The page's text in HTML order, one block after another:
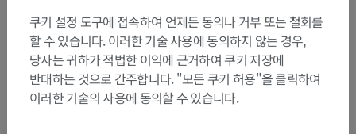
번역
쿠키 설정 도구에 접속하여 언제든 동의나 거부 또는 철회를
할 수 있습니다. 이러한 기술 사용에 동의하지 않는 경우,
당사는 귀하가 적법한 이익에 근거하여 쿠키 저장에
반대하는 것으로 간주합니다. "모든 쿠키 허용"을 클릭하여
이러한 기술의 사용에 동의할 수 있습니다.